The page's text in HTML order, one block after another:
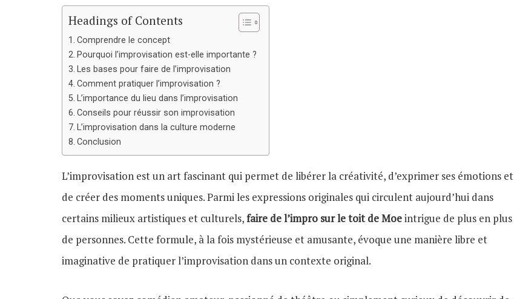
Headings of Contents
Comprendre le concept
Pourquoi l’improvisation est-elle importante ?
Les bases pour faire de l’improvisation
Comment pratiquer l’improvisation ?
L’importance du lieu dans l’improvisation
Conseils pour réussir son improvisation
L’improvisation dans la culture moderne
Conclusion
L’improvisation est un art fascinant qui permet de libérer la créativité, d’exprimer ses émotions et
de créer des moments uniques. Parmi les expressions originales qui circulent aujourd’hui dans
certains milieux artistiques et culturels,faire de l’impro sur le toit de Moeintrigue de plus en plus
de personnes. Cette formule, à la fois mystérieuse et amusante, évoque une manière libre et
imaginative de pratiquer l’improvisation dans un contexte original.